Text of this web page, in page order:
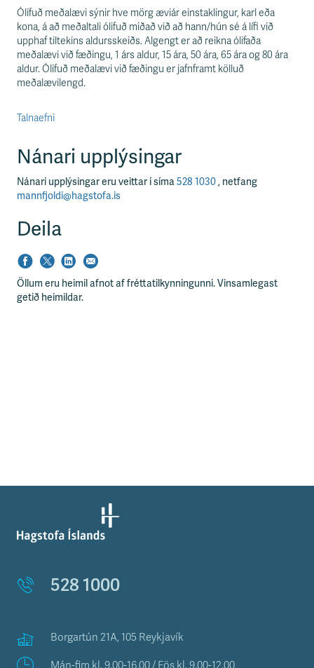
Ólifuð meðalævi sýnir hve mörg æviár einstaklingur, karl eða
kona, á að meðaltali ólifuð miðað við að hann/hún sé á lífi við
upphaf tiltekins aldursskeiðs. Algengt er að reikna ólifaða
meðalævi við fæðingu, 1 árs aldur, 15 ára, 50 ára, 65 ára og 80 ára
aldur. Ólifuð meðalævi við fæðingu er jafnframt kölluð
meðalævilengd.
Talnaefni
Nánari upplýsingar
Nánari upplýsingar eru veittar í síma528 1030, netfang
mannfjoldi@hagstofa.is
Deila
Öllum eru heimil afnot af fréttatilkynningunni. Vinsamlegast
getið heimildar.
528 1000
Borgartún 21A, 105 Reykjavík
Mán-fim kl. 9.00-16.00 / Fös kl. 9.00-12.00